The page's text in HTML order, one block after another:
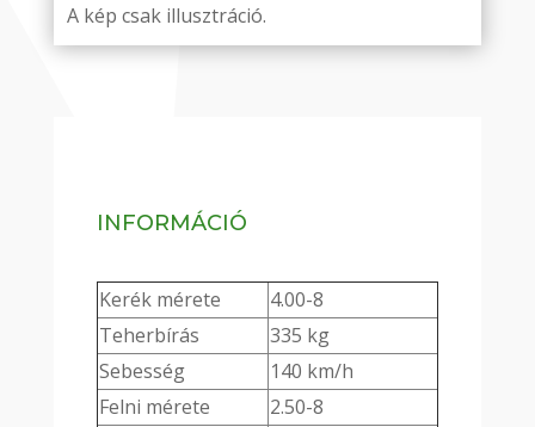
A kép csak illusztráció.
INFORMÁCIÓ
Kerék mérete
4.00-8
Teherbírás
335 kg
Sebesség
140 km/h
Felni mérete
2.50-8